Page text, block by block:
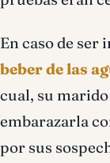
En caso de ser
beber de las
cual, su marido
embarazarla
por sus